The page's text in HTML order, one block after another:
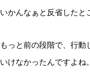
いかんなぁと反省したと
もっと前の段階で、行動
いけなかったんですよね。